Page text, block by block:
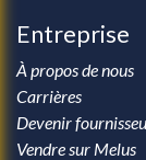
Entreprise
À propos de nous
Carrières
Devenir
Vendre sur Melus